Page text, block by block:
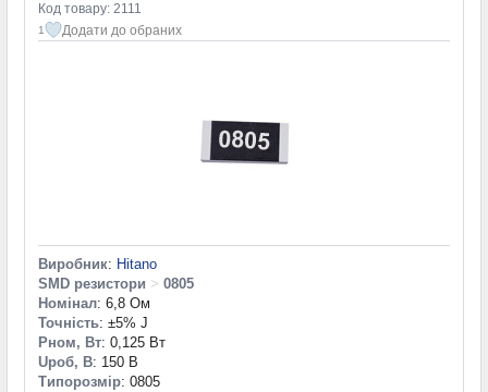
Код товару: 2111
1 Додати до обраних
Виробник: Hitano
SMD резистори > 0805
Номінал: 6,8 Ом
Точність: ±5% J
Pном, Вт: 0,125 Вт
Uроб, В: 150 В
Типорозмір: 0805